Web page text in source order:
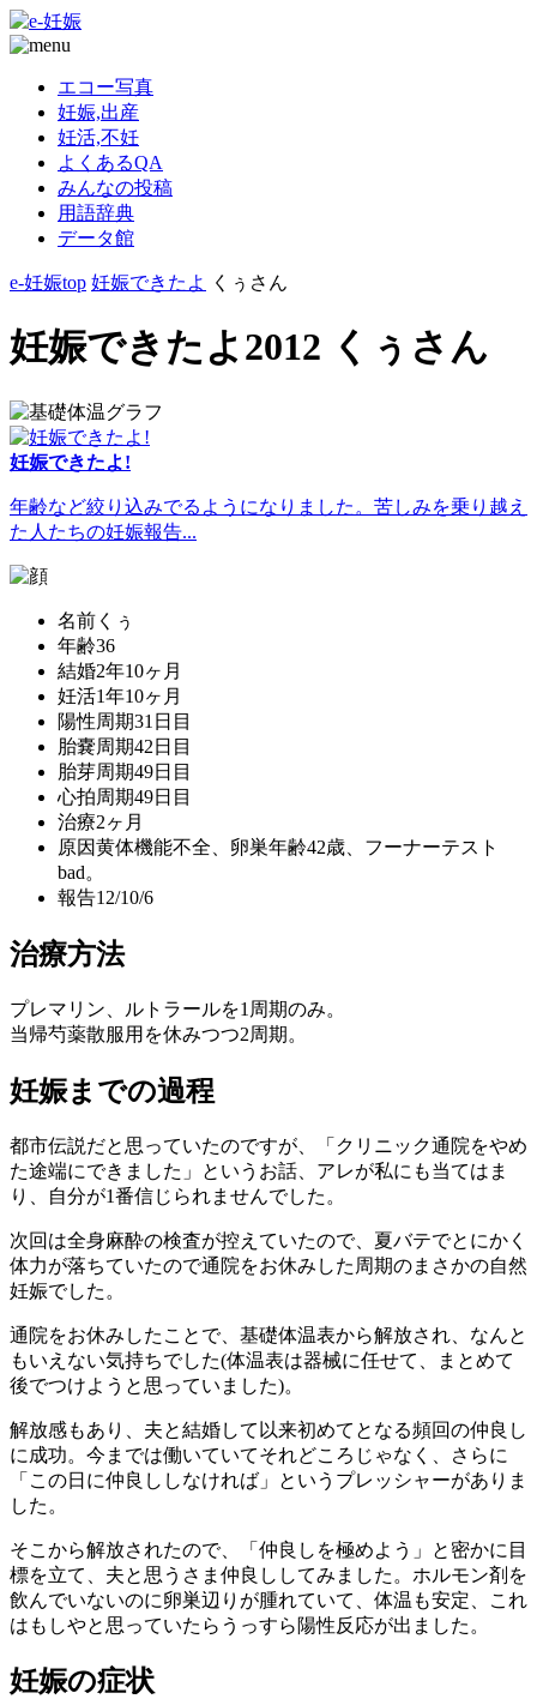
エコー写真
妊娠,出産
妊活,不妊
よくあるQA
みんなの投稿
用語辞典
データ館
e-妊娠top 妊娠できたよ くぅさん
妊娠できたよ2012 くぅさん
妊娠できたよ!
年齢など絞り込みでるようになりました。苦しみを乗り越え
た人たちの妊娠報告...
名前 くぅ
年齢36
結婚2年10ヶ月
妊活1年10ヶ月
陽性周期31日目
胎嚢周期42日目
胎芽周期49日目
心拍周期49日目
治療2ヶ月
原因黄体機能不全、卵巣年齢42歳、フーナーテスト
bad。
報告12/10/6
治療方法
プレマリン、ルトラールを1周期のみ。
当帰芍薬散服用を休みつつ2周期。
妊娠までの過程
都市伝説だと思っていたのですが、「クリニック通院をやめ
た途端にできました」というお話、アレが私にも当てはま
り、自分が1番信じられませんでした。
次回は全身麻酔の検査が控えていたので、夏バテでとにかく
体力が落ちていたので通院をお休みした周期のまさかの自然
妊娠でした。
通院をお休みしたことで、基礎体温表から解放され、なんと
もいえない気持ちでした(体温表は器械に任せて、まとめて
後でつけようと思っていました)。
解放感もあり、夫と結婚して以来初めてとなる頻回の仲良し
に成功。今までは働いていてそれどころじゃなく、さらに
「この日に仲良ししなければ」というプレッシャーがありま
した。
そこから解放されたので、「仲良しを極めよう」と密かに目
標を立て、夫と思うさま仲良ししてみました。ホルモン剤を
飲んでいないのに卵巣辺りが腫れていて、体温も安定、これ
はもしやと思っていたらうっすら陽性反応が出ました。
妊娠の症状